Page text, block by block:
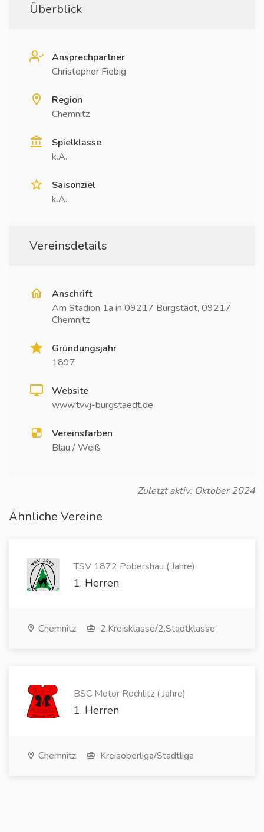
Überblick
Ansprechpartner
Christopher Fiebig
Region
Chemnitz
Spielklasse
k.A.
Saisonziel
k.A.
Vereinsdetails
Anschrift
Am Stadion 1a in 09217 Burgstädt, 09217
Chemnitz
Gründungsjahr
1897
Website
www.tvvj-burgstaedt.de
Vereinsfarben
Blau / Weiß
Zuletzt aktiv: Oktober 2024
Ähnliche Vereine
TSV 1872 Pobershau ( Jahre)
1. Herren
Chemnitz 2.Kreisklasse/2.Stadtklasse
BSC Motor Rochlitz ( Jahre)
1. Herren
Chemnitz Kreisoberliga/Stadtliga